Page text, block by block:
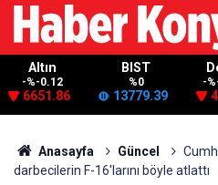
Altın
-%-0.12
6651.86
BIST
%0
13779.39
-
Anasayfa Güncel
darbecilerin F-16'larını böyle atlattı